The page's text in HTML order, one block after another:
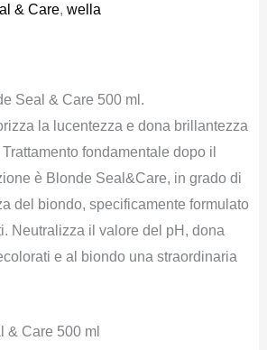
& Care, wella
Seal & Care 500 ml.
la lucentezza e dona brillantezza
fondamentale dopo il
è Blonde Seal&Care, in grado di
del biondo, specificamente formulato
Neutralizza il valore del pH, dona
e al biondo una straordinaria
& Care 500 ml